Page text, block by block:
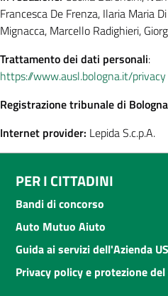
Francesca De Frenza, Ilaria Maria
Mignacca, Marcello Radighieri,
Trattamento dei dati personali:
https://www.ausl.bologna.it/privacy
Registrazione tribunale di Bologna
Internet provider: Lepida S.c.p.A.
PER I CITTADINI
Bandi di concorso
Auto Mutuo Aiuto
Guida ai servizi dell'Azienda
Privacy policy e protezione